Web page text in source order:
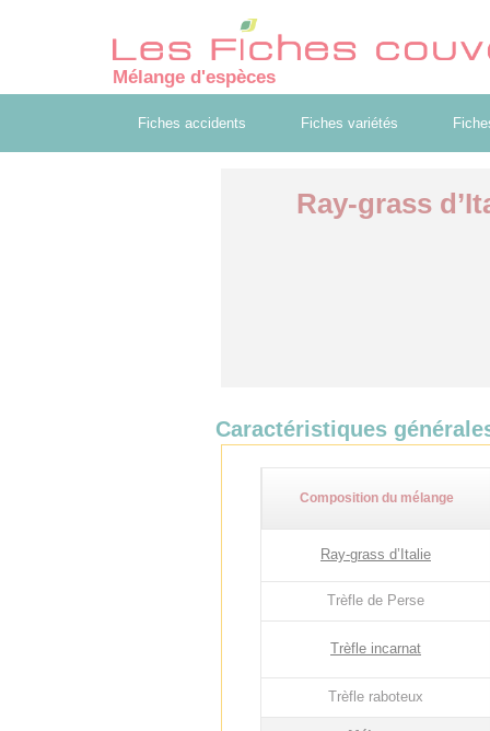
Mélange d'espèces
Fiches accidents Fiches variétés
Ray-grass
Caractéristiques
Composition du mélange
Ray-grass d’Italie
Trèfle de Perse
Trèfle incarnat
Trèfle raboteux